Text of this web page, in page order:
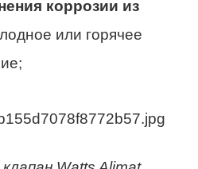
коррозии из
или горячее